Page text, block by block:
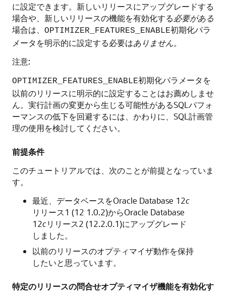
に設定できます。新しいリリースにアップグレードする
場合や、新しいリリースの機能を有効化する必要がある
場合は、 OPTIMIZER_FEATURES_ENABLE初期化パラ
メータを明示的に設定する必要はありません。
注意:
OPTIMIZER_FEATURES_ENABLE初期化パラメータを
以前のリリースに明示的に設定することはお薦めしませ
ん。実行計画の変更から生じる可能性があるSQLパフォ
ーマンスの低下を回避するには、かわりに、SQL計画管
理の使用を検討してください。
前提条件
このチュートリアルでは、次のことが前提となっていま
す。
最近、データベースをOracle Database 12c
リリース1 (12 1.0.2)からOracle Database
12cリリース2 (12.2.0.1)にアップグレード
しました。
以前のリリースのオプティマイザ動作を保持
したいと思っています。
特定のリリースの問合せオプティマイザ機能を有効化す